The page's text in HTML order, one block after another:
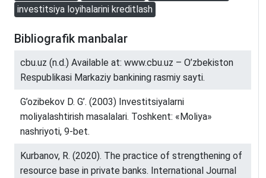
investitsiya loyihalarini kreditlash
Bibliografik manbalar
cbu.uz (n.d.) Available at: www.cbu.uz – O’zbekiston
Respublikasi Markaziy bankining rasmiy sayti.
G’ozibekov D. G’. (2003) Investitsiyalarni
moliyalashtirish masalalari. Toshkent: «Moliya»
nashriyoti, 9-bet.
Kurbanov, R. (2020). The practice of strengthening of
resource base in private banks. International Journal